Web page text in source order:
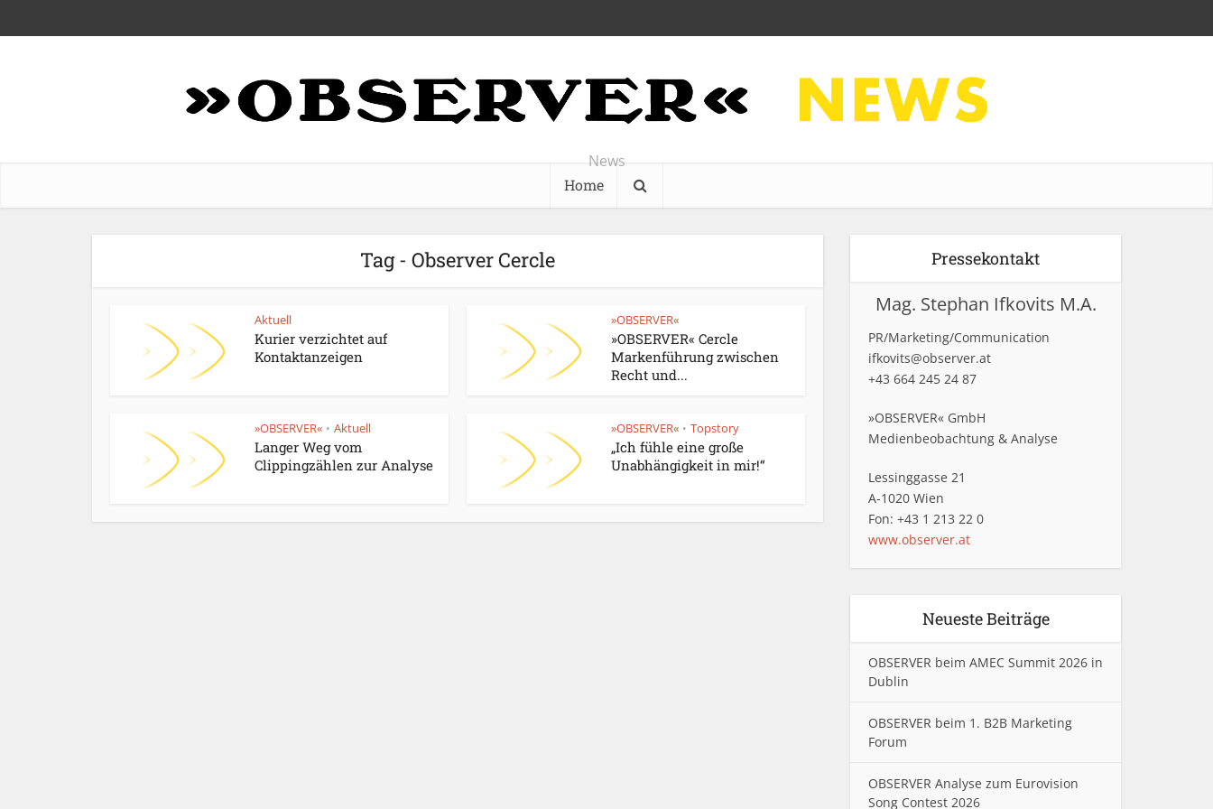
News
Home
Tag - Observer Cercle
Aktuell
Kurier verzichtet auf
Kontaktanzeigen
»OBSERVER«
»OBSERVER« Cercle
Markenführung zwischen
Recht und...
»OBSERVER« • Aktuell
Langer Weg vom
Clippingzählen zur Analyse
»OBSERVER« • Topstory
„Ich fühle eine große
Unabhängigkeit in mir!“
Pressekontakt
Mag. Stephan Ifkovits M.A.
PR/Marketing/Communication
ifkovits@observer.at
+43 664 245 24 87
»OBSERVER« GmbH
Medienbeobachtung & Analyse
Lessinggasse 21
A-1020 Wien
Fon: +43 1 213 22 0
www.observer.at
Neueste Beiträge
OBSERVER beim AMEC Summit 2026 in
Dublin
OBSERVER beim 1. B2B Marketing
Forum
OBSERVER Analyse zum Eurovision
Song Contest 2026